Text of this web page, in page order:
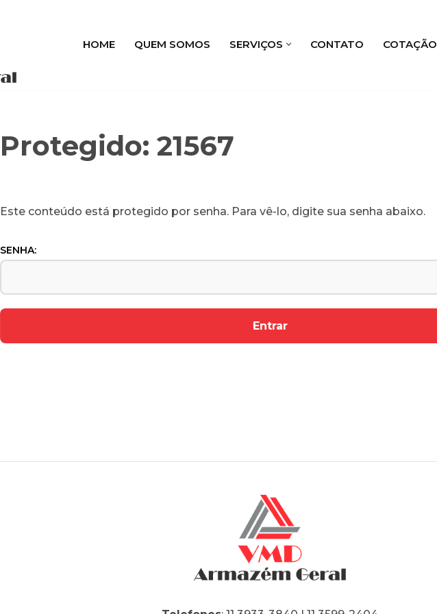
HOME QUEM SOMOS SERVIÇOS CONTATO COTAÇÃO
Protegido: 21567
Este conteúdo está protegido por senha. Para vê-lo, digite sua senha abaixo.
SENHA: